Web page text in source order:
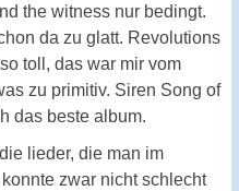
the witness nur bedingt.
da zu glatt. Revolutions
toll, das war mir vom
zu primitiv. Siren Song of
das beste album.
lieder, die man im
zwar nicht schlecht